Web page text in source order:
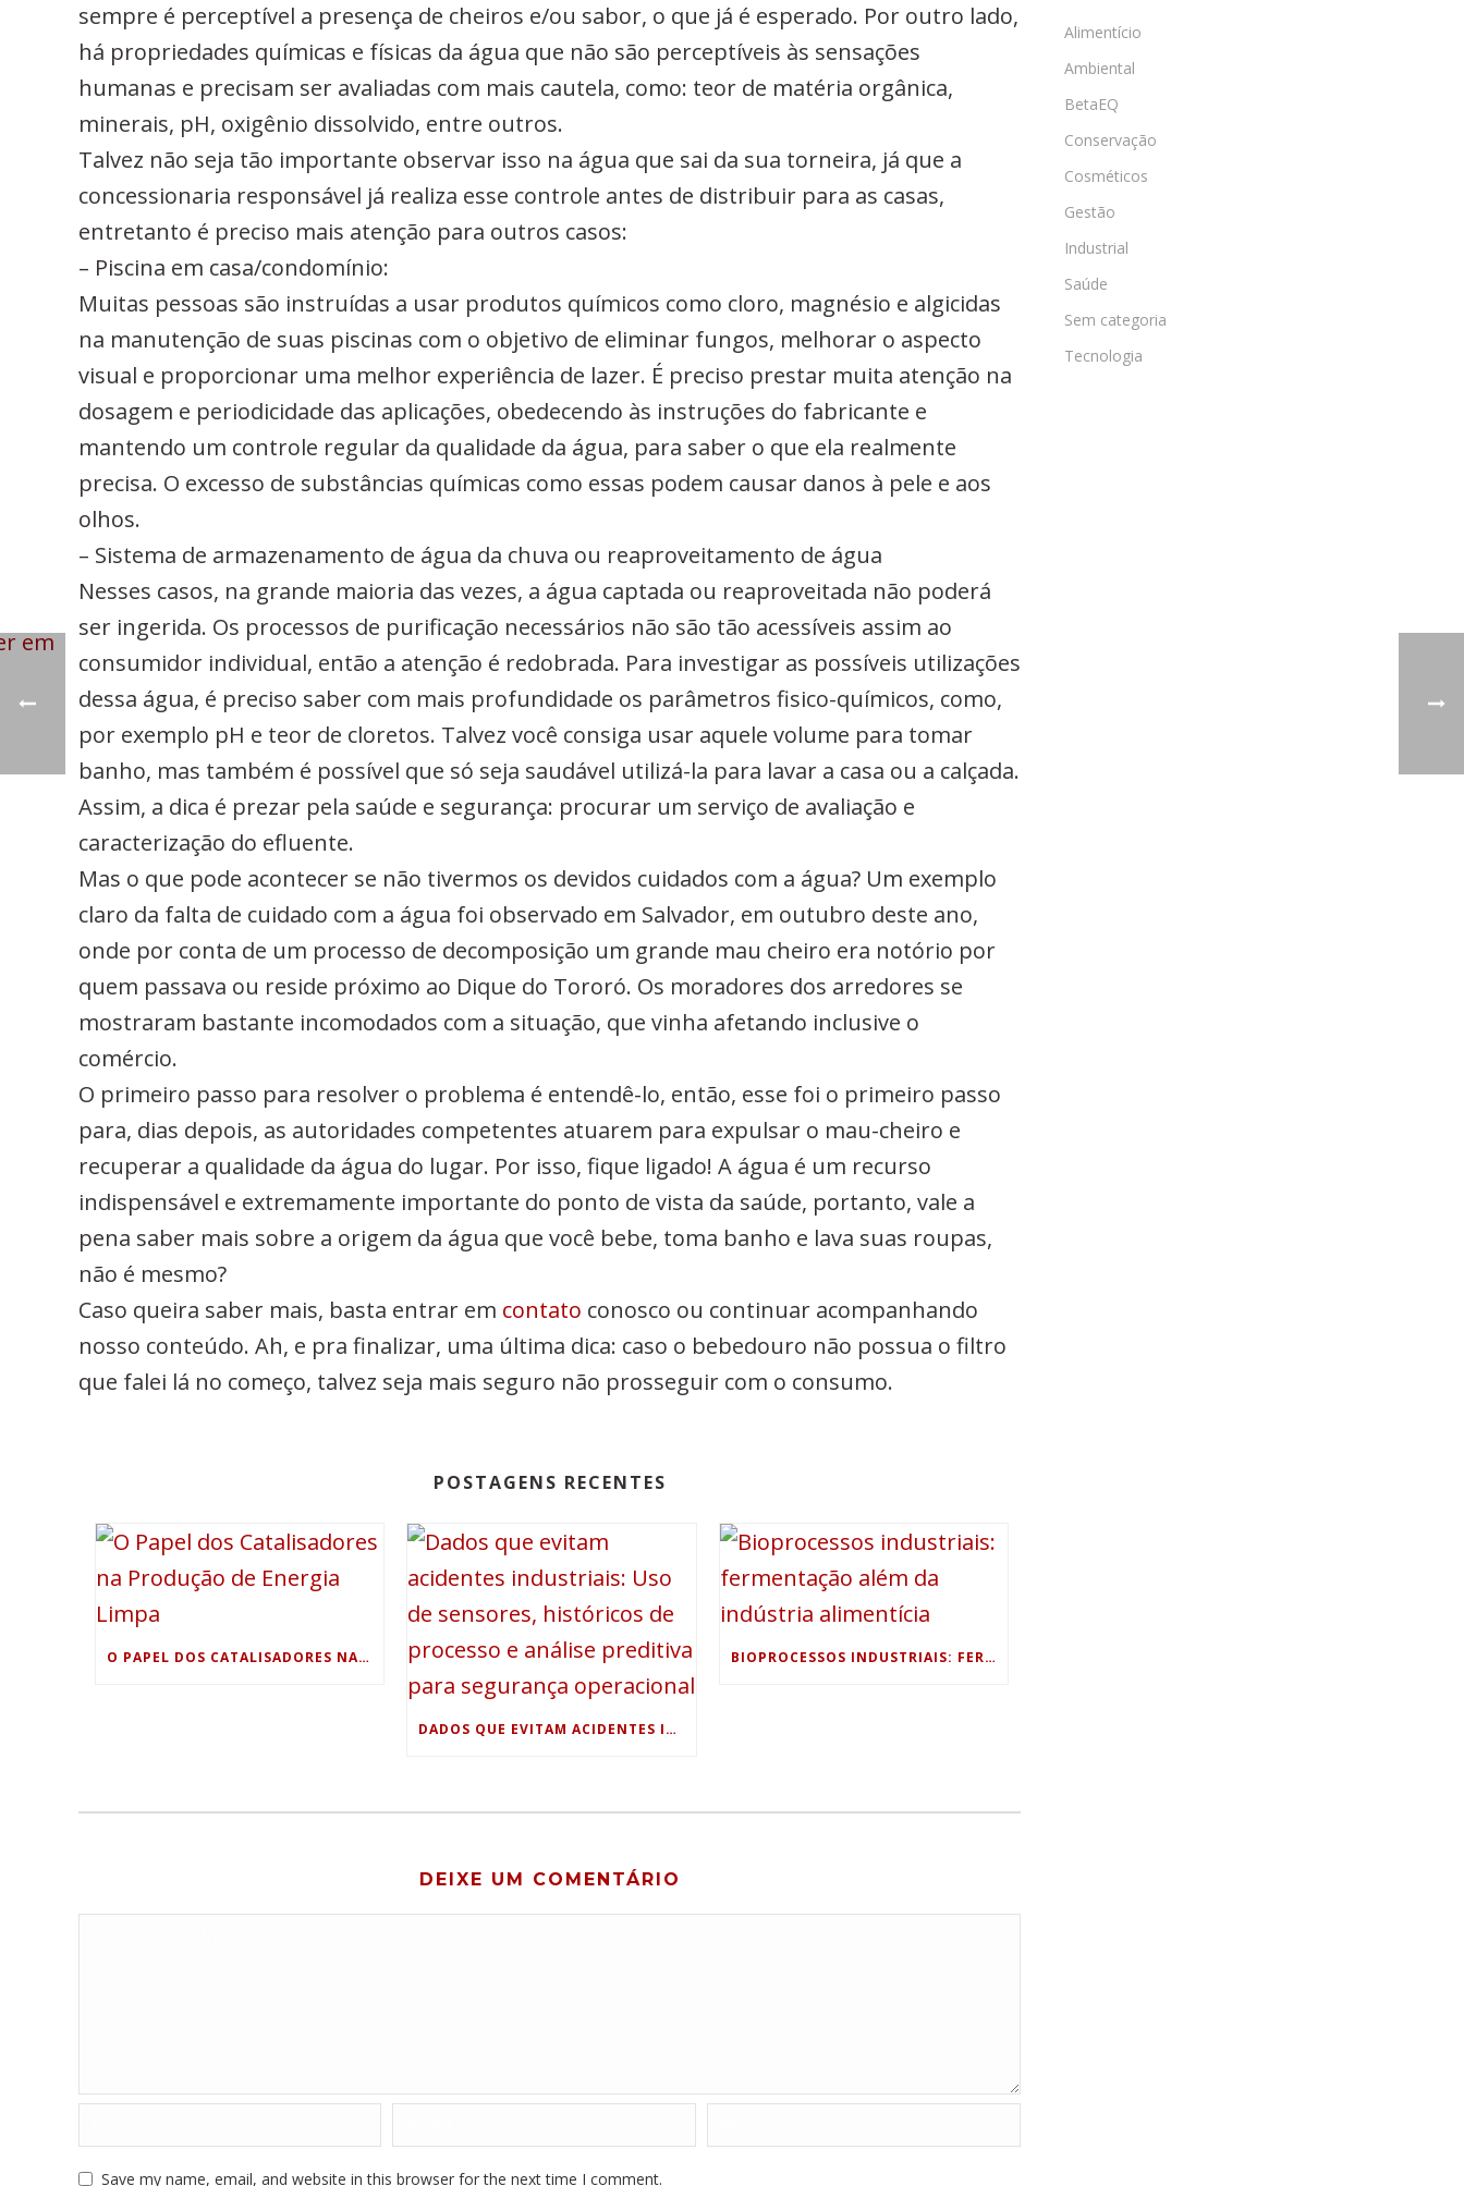
sempre é perceptível a presença de cheiros e/ou sabor, o que já é esperado. Por outro lado,
há propriedades químicas e físicas da água que não são perceptíveis às sensações
humanas e precisam ser avaliadas com mais cautela, como: teor de matéria orgânica,
minerais, pH, oxigênio dissolvido, entre outros.
Talvez não seja tão importante observar isso na água que sai da sua torneira, já que a
concessionaria responsável já realiza esse controle antes de distribuir para as casas,
entretanto é preciso mais atenção para outros casos:
– Piscina em casa/condomínio:
Muitas pessoas são instruídas a usar produtos químicos como cloro, magnésio e algicidas
na manutenção de suas piscinas com o objetivo de eliminar fungos, melhorar o aspecto
visual e proporcionar uma melhor experiência de lazer. É preciso prestar muita atenção na
dosagem e periodicidade das aplicações, obedecendo às instruções do fabricante e
mantendo um controle regular da qualidade da água, para saber o que ela realmente
precisa. O excesso de substâncias químicas como essas podem causar danos à pele e aos
olhos.
– Sistema de armazenamento de água da chuva ou reaproveitamento de água
Nesses casos, na grande maioria das vezes, a água captada ou reaproveitada não poderá
ser ingerida. Os processos de purificação necessários não são tão acessíveis assim ao
consumidor individual, então a atenção é redobrada. Para investigar as possíveis utilizações
dessa água, é preciso saber com mais profundidade os parâmetros fisico-químicos, como,
por exemplo pH e teor de cloretos. Talvez você consiga usar aquele volume para tomar
banho, mas também é possível que só seja saudável utilizá-la para lavar a casa ou a calçada.
Assim, a dica é prezar pela saúde e segurança: procurar um serviço de avaliação e
caracterização do efluente.
Mas o que pode acontecer se não tivermos os devidos cuidados com a água? Um exemplo
claro da falta de cuidado com a água foi observado em Salvador, em outubro deste ano,
onde por conta de um processo de decomposição um grande mau cheiro era notório por
quem passava ou reside próximo ao Dique do Tororó. Os moradores dos arredores se
mostraram bastante incomodados com a situação, que vinha afetando inclusive o
comércio.
O primeiro passo para resolver o problema é entendê-lo, então, esse foi o primeiro passo
para, dias depois, as autoridades competentes atuarem para expulsar o mau-cheiro e
recuperar a qualidade da água do lugar. Por isso, fique ligado! A água é um recurso
indispensável e extremamente importante do ponto de vista da saúde, portanto, vale a
pena saber mais sobre a origem da água que você bebe, toma banho e lava suas roupas,
não é mesmo?
Caso queira saber mais, basta entrar em contato conosco ou continuar acompanhando
nosso conteúdo. Ah, e pra finalizar, uma última dica: caso o bebedouro não possua o filtro
que falei lá no começo, talvez seja mais seguro não prosseguir com o consumo.
POSTAGENS RECENTES
O PAPEL DOS CATALISADORES NA PRODUÇÃO DE ENERGIA LIMPA
DADOS QUE EVITAM ACIDENTES INDUSTRIAIS: USO DE SENSORES, HISTÓRICOS DE PROCESSO E ANÁLISE PREDITIVA PARA SEGURANÇA OPERACIONAL
BIOPROCESSOS INDUSTRIAIS: FERMENTAÇÃO ALÉM DA INDÚSTRIA ALIMENTÍCIA
DEIXE UM COMENTÁRIO
Save my name, email, and website in this browser for the next time I comment.
Alimentício
Ambiental
BetaEQ
Conservação
Cosméticos
Gestão
Industrial
Saúde
Sem categoria
Tecnologia